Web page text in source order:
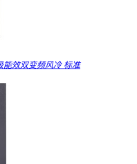
能效双变频风冷 标准